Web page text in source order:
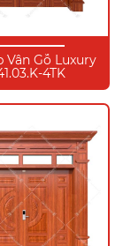
Vân Gỗ Luxury
4TK